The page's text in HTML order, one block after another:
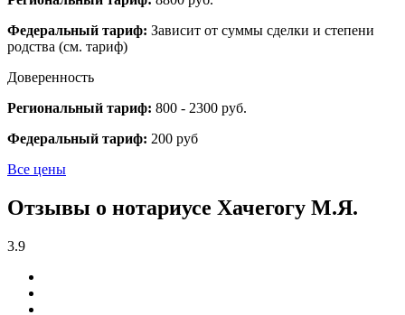
Федеральный тариф: Зависит от суммы сделки и степени
родства (см. тариф)
Доверенность
Региональный тариф: 800 - 2300 руб.
Федеральный тариф: 200 руб
Все цены
Отзывы о нотариусе Хачегогу М.Я.
3.9